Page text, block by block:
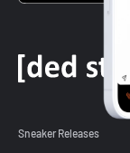
Sneaker Releases